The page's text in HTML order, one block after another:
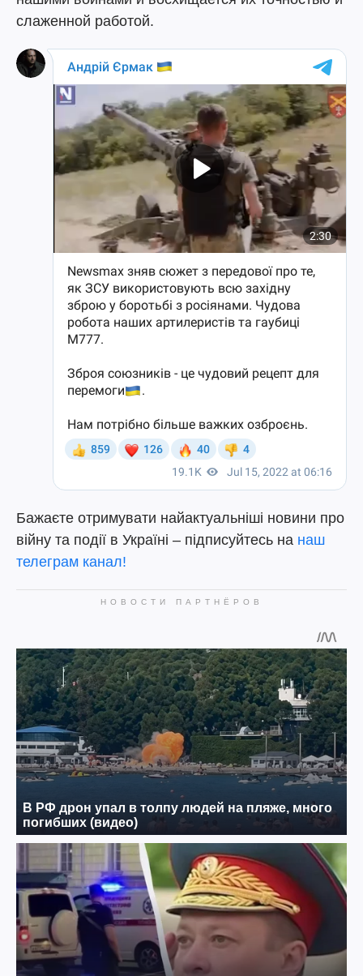
слаженной работой.
Бажаєте отримувати найактуальніші новини про
війну та події в Україні – підписуйтесь на наш
телеграм канал!